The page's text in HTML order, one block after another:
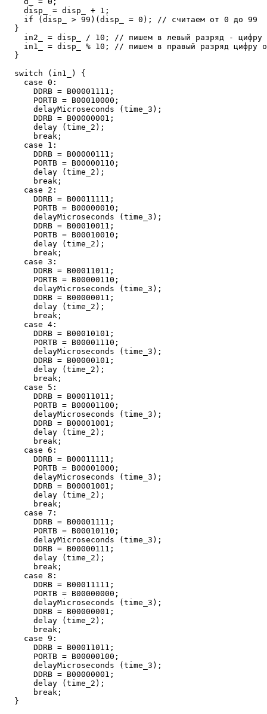
    disp_ = disp_ + 1;
    if (disp_ > 99)(disp_ = 0); // считаем от 0 до 99
  }
in2_ = disp_ / 10; // пишем в левый разряд - цифру
in1_ = disp_ % 10; // пишем в правый разряд цифру
  }
  switch (in1_) {
    case 0:
      DDRB = B00001111;
      PORTB = B00010000;
      delayMicroseconds (time_3);
      DDRB = B00000001;
      delay (time_2);
      break;
    case 1:
      DDRB = B00000111;
      PORTB = B00000110;
      delay (time_2);
      break;
    case 2:
      DDRB = B00011111;
      PORTB = B00000010;
      delayMicroseconds (time_3);
      DDRB = B00010011;
      PORTB = B00010010;
      delay (time_2);
      break;
    case 3:
      DDRB = B00011011;
      PORTB = B00000110;
      delayMicroseconds (time_3);
      DDRB = B00000011;
      delay (time_2);
      break;
    case 4:
      DDRB = B00010101;
      PORTB = B00001110;
      delayMicroseconds (time_3);
      DDRB = B00000101;
      delay (time_2);
      break;
    case 5:
      DDRB = B00011011;
      PORTB = B00001100;
      delayMicroseconds (time_3);
      DDRB = B00001001;
      delay (time_2);
      break;
    case 6:
      DDRB = B00011111;
      PORTB = B00001000;
      delayMicroseconds (time_3);
      DDRB = B00001001;
      delay (time_2);
      break;
    case 7:
      DDRB = B00001111;
      PORTB = B00010110;
      delayMicroseconds (time_3);
      DDRB = B00000111;
      delay (time_2);
      break;
    case 8:
      DDRB = B00011111;
      PORTB = B00000000;
      delayMicroseconds (time_3);
      DDRB = B00000001;
      delay (time_2);
      break;
    case 9:
      DDRB = B00011011;
      PORTB = B00000100;
      delayMicroseconds (time_3);
      DDRB = B00000001;
      delay (time_2);
      break;
  }